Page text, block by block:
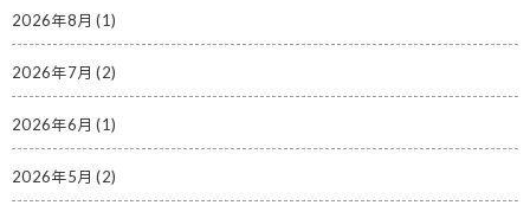
2026年8月 (1)
2026年7月 (2)
2026年6月 (1)
2026年5月 (2)